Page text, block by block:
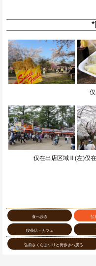
*
仅在出店区域Ⅱ(左)仅
食べ歩き 弘
喫茶店・カフェ
弘前さくらまつりと街歩きへ戻る